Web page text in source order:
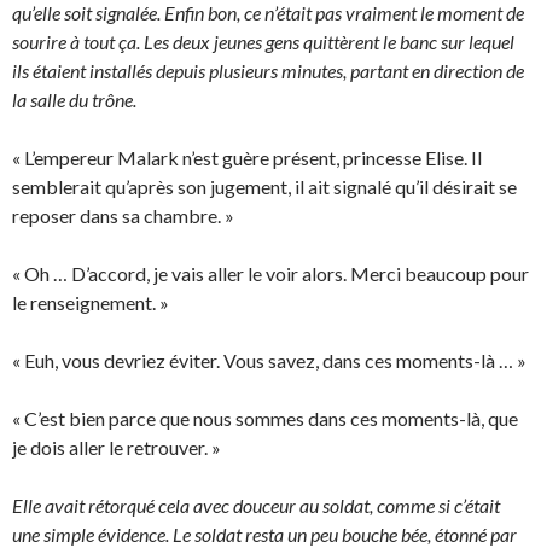
qu’elle soit signalée. Enfin bon, ce n’était pas vraiment le moment de
sourire à tout ça. Les deux jeunes gens quittèrent le banc sur lequel
ils étaient installés depuis plusieurs minutes, partant en direction de
la salle du trône.
« L’empereur Malark n’est guère présent, princesse Elise. Il
semblerait qu’après son jugement, il ait signalé qu’il désirait se
reposer dans sa chambre. »
« Oh … D’accord, je vais aller le voir alors. Merci beaucoup pour
le renseignement. »
« Euh, vous devriez éviter. Vous savez, dans ces moments-là … »
« C’est bien parce que nous sommes dans ces moments-là, que
je dois aller le retrouver. »
Elle avait rétorqué cela avec douceur au soldat, comme si c’était
une simple évidence. Le soldat resta un peu bouche bée, étonné par